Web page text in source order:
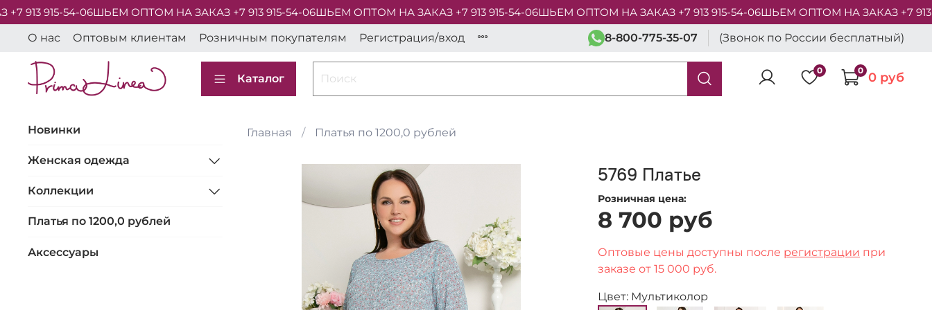
915-54-06ШЬЕМ ОПТОМ НА ЗАКАЗ +7 913 915-54-06ШЬЕМ ОПТОМ НА ЗАКАЗ +7 913 915-54-06ШЬЕМ ОПТОМ НА ЗАКАЗ +7 913 915-54-06ШЬЕМ ОПТОМ НА ЗАКАЗ +7 913
О нас
Оптовым клиентам Розничным покупателям Регистрация/вход 8-800-775-35-07 (Звонок по России бесплатный)
Каталог
0 0 0 руб
Главная Платья по 1200,0 рублей
5769 Платье
Розничная цена:
8 700 руб
Оптовые цены доступны после регистрации при
заказе от 15 000 руб.
Цвет: Мультиколор
Новинки
Женская одежда
Коллекции
Платья по 1200,0 рублей
Аксессуары